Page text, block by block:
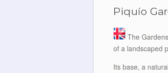
Piquío
The
of a landscaped
Its base, a